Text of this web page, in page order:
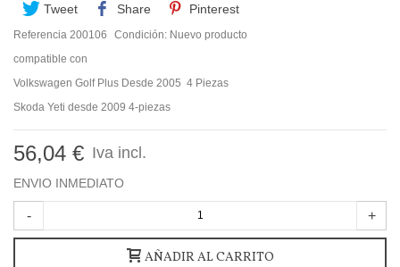
Tweet Share Pinterest
Referencia 200106 Condición: Nuevo producto
compatible con
Volkswagen Golf Plus Desde 2005 4 Piezas
Skoda Yeti desde 2009 4-piezas
56,04 € Iva incl.
ENVIO INMEDIATO
- +
AÑADIR AL CARRITO